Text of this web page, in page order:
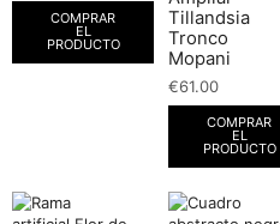
COMPRAR
EL
PRODUCTO
Tillandsia
Tronco
Mopani
€61.00
COMPRAR
EL
PRODUCTO